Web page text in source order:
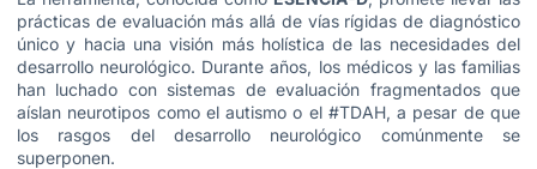
prácticas de evaluación más allá de vías rígidas de diagnóstico
único y hacia una visión más holística de las necesidades del
desarrollo neurológico. Durante años, los médicos y las familias
han luchado con sistemas de evaluación fragmentados que
aíslan neurotipos como el autismo o el #TDAH, a pesar de que
los rasgos del desarrollo neurológico comúnmente se
superponen.